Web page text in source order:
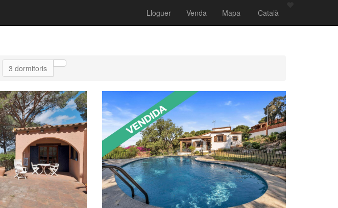
Lloguer Venda Mapa Català
3 dormitoris